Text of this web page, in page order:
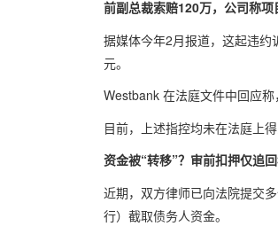
前副总裁索赔120万，公司称项
据媒体今年2月报道，这起违
元。
Westbank 在法庭文件中回应
目前，上述指控均未在法庭上得
资金被“转移”？审前扣押仅追
近期，双方律师已向法院提交
行）截取债务人资金。